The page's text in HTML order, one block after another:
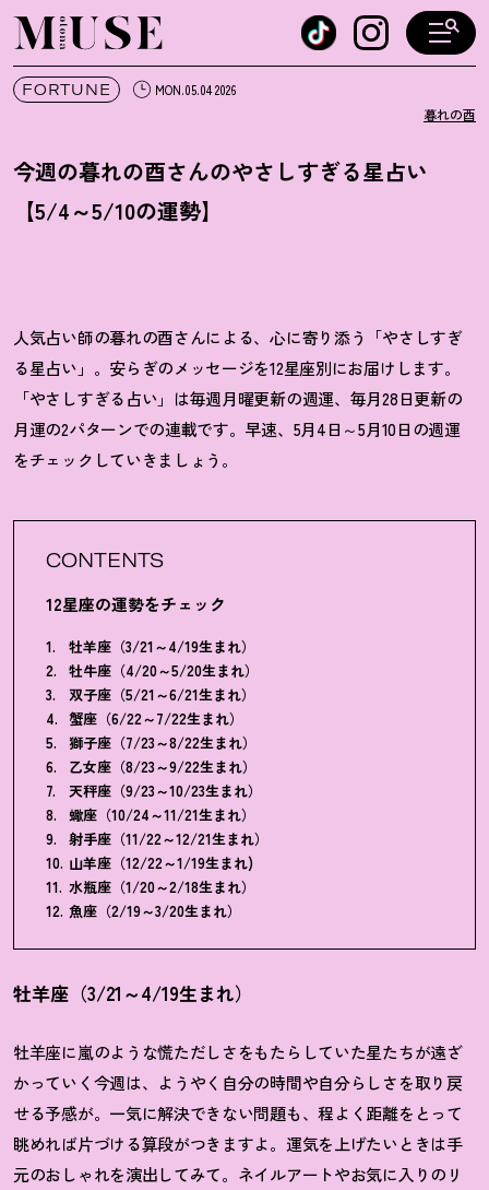
オトナミューズ ウェブ
FORTUNE MON.05.04 2026
暮れの酉
今週の暮れの酉さんのやさしすぎる星占い
【5/4～5/10の運勢】
人気占い師の暮れの酉さんによる、心に寄り添う「やさしすぎ
る星占い」。安らぎのメッセージを12星座別にお届けします。
「やさしすぎる占い」は毎週月曜更新の週運、毎月28日更新の
月運の2パターンでの連載です。早速、5月4日～5月10日の週運
をチェックしていきましょう。
CONTENTS
12星座の運勢をチェック
牡羊座（3/21～4/19生まれ）
牡牛座（4/20～5/20生まれ）
双子座（5/21～6/21生まれ）
蟹座（6/22～7/22生まれ）
獅子座（7/23～8/22生まれ）
乙女座（8/23～9/22生まれ）
天秤座（9/23～10/23生まれ）
蠍座（10/24～11/21生まれ）
射手座（11/22～12/21生まれ）
山羊座（12/22～1/19生まれ)
水瓶座（1/20～2/18生まれ）
魚座（2/19～3/20生まれ）
牡羊座（3/21～4/19生まれ）
牡羊座に嵐のような慌ただしさをもたらしていた星たちが遠ざ
かっていく今週は、ようやく自分の時間や自分らしさを取り戻
せる予感が。一気に解決できない問題も、程よく距離をとって
眺めれば片づける算段がつきますよ。運気を上げたいときは手
元のおしゃれを演出してみて。ネイルアートやお気に入りのリ